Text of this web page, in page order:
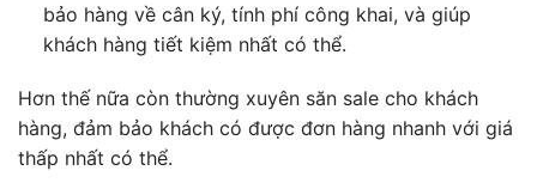
bảo hàng về cân ký, tính phí công khai, và giúp
khách hàng tiết kiệm nhất có thể.
Hơn thế nữa còn thường xuyên săn sale cho khách
hàng, đảm bảo khách có được đơn hàng nhanh với giá
thấp nhất có thể.